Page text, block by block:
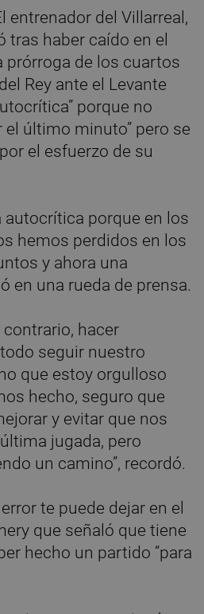
entrenador del Villarreal,
tras haber caído en el
de los cuartos
Rey ante el Levante
porque no
el último minuto” pero se
el esfuerzo de su
autocrítica porque en los
hemos perdidos en los
y ahora una
en una rueda de prensa.
contrario, hacer
seguir nuestro
que estoy orgulloso
hecho, seguro que
y evitar que nos
jugada, pero
un camino”, recordó.
te puede dejar en el
que señaló que tiene
hecho un partido “para